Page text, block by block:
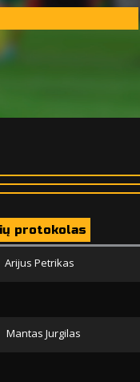
protokolas
Arijus Petrikas
Mantas Jurgilas